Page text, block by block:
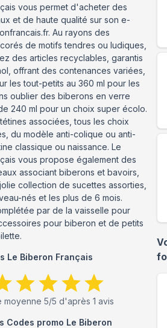
vous permet d'acheter des
et de haute qualité sur son e-
Au rayons des
de motifs tendres ou ludiques,
des articles recyclables, garantis
offrant des contenances variées,
les tout-petits au 360 ml pour les
oublier des biberons en verre
240 ml pour un choix super écolo.
associées, tous les choix
du modèle anti-colique ou anti-
classique ou naissance. Le
vous propose également des
associant biberons et bavoirs,
collection de sucettes assorties,
nés et les plus de 6 mois.
par de la vaisselle pour
pour biberon et de petits
Le Biberon Français
moyenne5/5 d'après1 avis
Codes promo Le Biberon